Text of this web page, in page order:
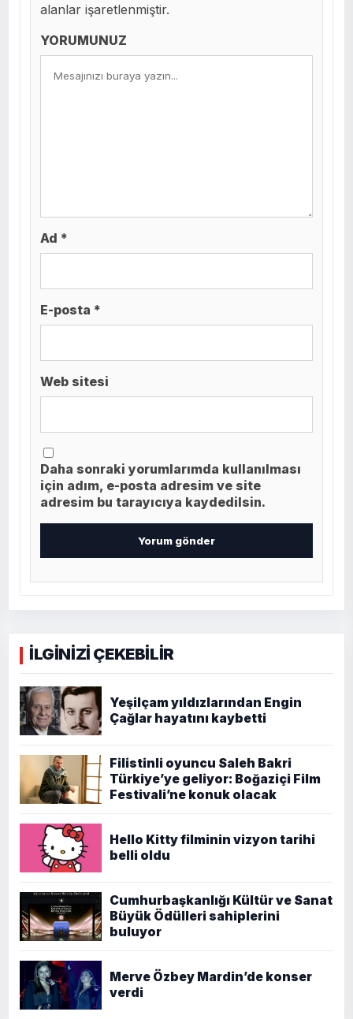
alanlar işaretlenmiştir.
YORUMUNUZ
Ad *
E-posta *
Web sitesi
Daha sonraki yorumlarımda kullanılması
için adım, e-posta adresim ve site
adresim bu tarayıcıya kaydedilsin.
İLGİNİZİ ÇEKEBİLİR
Yeşilçam yıldızlarından Engin
Çağlar hayatını kaybetti
Filistinli oyuncu Saleh Bakri
Türkiye’ye geliyor: Boğaziçi Film
Festivali’ne konuk olacak
Hello Kitty filminin vizyon tarihi
belli oldu
Cumhurbaşkanlığı Kültür ve Sanat
Büyük Ödülleri sahiplerini
buluyor
Merve Özbey Mardin’de konser
verdi